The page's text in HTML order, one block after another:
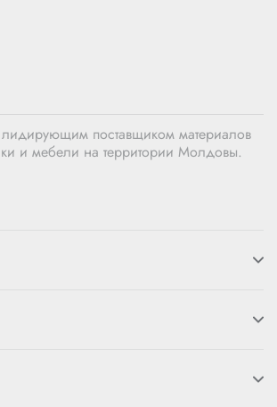
лидирующим поставщиком материалов
и мебели на территории Молдовы.